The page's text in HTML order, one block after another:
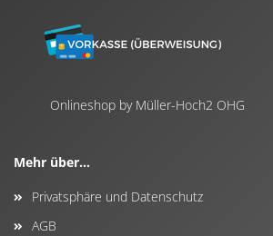
Onlineshop by Müller-Hoch2 OHG
Mehr über...
Privatsphäre und Datenschutz
AGB